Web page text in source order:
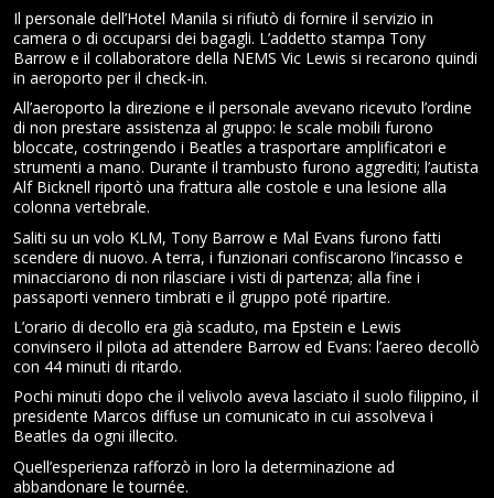
Il personale dell’Hotel Manila si rifiutò di fornire il servizio in
camera o di occuparsi dei bagagli. L’addetto stampa Tony
Barrow e il collaboratore della NEMS Vic Lewis si recarono quindi
in aeroporto per il check-in.
All’aeroporto la direzione e il personale avevano ricevuto l’ordine
di non prestare assistenza al gruppo: le scale mobili furono
bloccate, costringendo i Beatles a trasportare amplificatori e
strumenti a mano. Durante il trambusto furono aggrediti; l’autista
Alf Bicknell riportò una frattura alle costole e una lesione alla
colonna vertebrale.
Saliti su un volo KLM, Tony Barrow e Mal Evans furono fatti
scendere di nuovo. A terra, i funzionari confiscarono l’incasso e
minacciarono di non rilasciare i visti di partenza; alla fine i
passaporti vennero timbrati e il gruppo poté ripartire.
L’orario di decollo era già scaduto, ma Epstein e Lewis
convinsero il pilota ad attendere Barrow ed Evans: l’aereo decollò
con 44 minuti di ritardo.
Pochi minuti dopo che il velivolo aveva lasciato il suolo filippino, il
presidente Marcos diffuse un comunicato in cui assolveva i
Beatles da ogni illecito.
Quell’esperienza rafforzò in loro la determinazione ad
abbandonare le tournée.